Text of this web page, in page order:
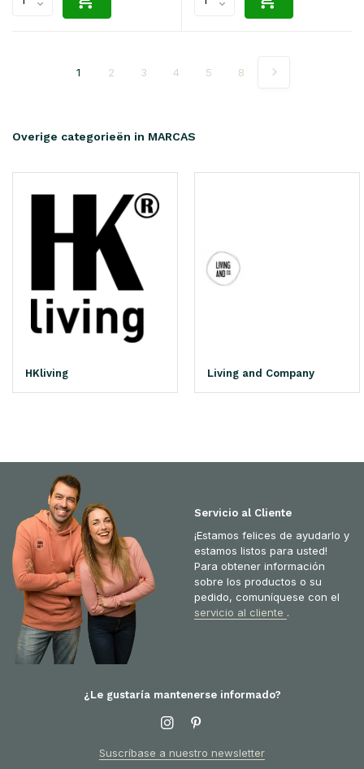
1 2 3 4 5 8
Overige categorieën in MARCAS
HKliving Living and Company
Servicio al Cliente
¡Estamos felices de ayudarlo y
estamos listos para usted!
Para obtener información
sobre los productos o su
pedido, comuníquese con el
servicio al cliente .
¿Le gustaría mantenerse informado?
Suscríbase a nuestro newsletter